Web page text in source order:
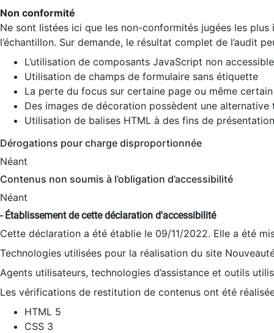
Non conformité
Ne sont listées ici que les non-conformités jugées les
l’échantillon. Sur demande, le résultat complet de l’audit
L’utilisation de composants JavaScript non
Utilisation de champs de formulaire sans étiquette
La perte du focus sur certaine page ou même
Des images de décoration possèdent une alternative
Utilisation de balises HTML à des fins de
Dérogations pour charge disproportionnée
Néant
Contenus non soumis à l’obligation d’accessibilité
Néant
- Établissement de cette déclaration d'accessibilité
Cette déclaration a été établie le 09/11/2022. Elle a été
Technologies utilisées pour la réalisation du site
Agents utilisateurs, technologies d’assistance et outils
Les vérifications de restitution de contenus ont été
HTML 5
CSS 3